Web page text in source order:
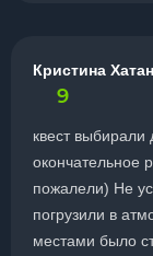
Кристина
9
квест выбирали
окончательное
пожалели) Не
погрузили в
местами было